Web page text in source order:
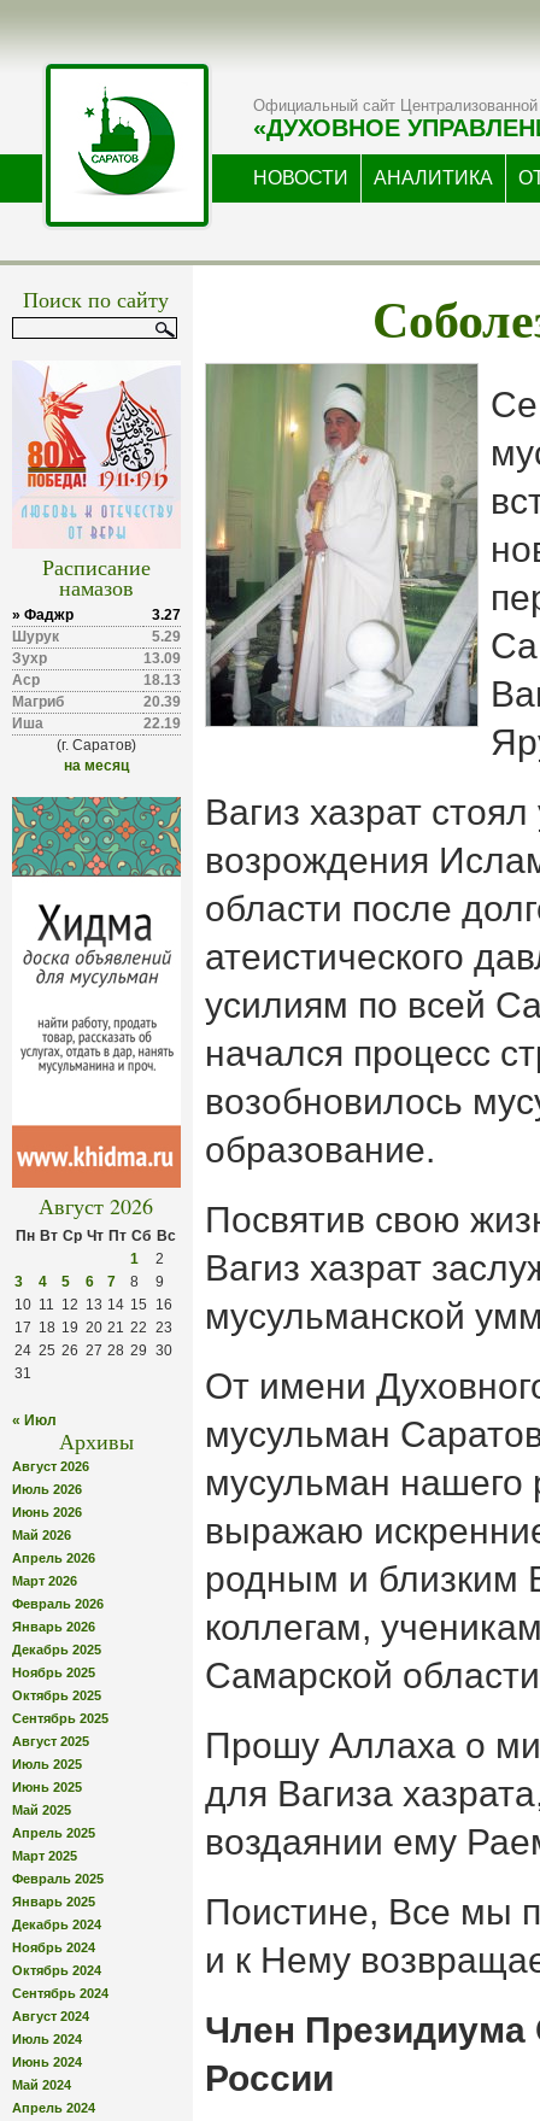
Официальный сайт Централизованной
«ДУХОВНОЕ
НОВОСТИ АНАЛИТИКА
Поиск по сайту
Расписание
намазов
» Фаджр
3.27
Шурук
5.29
Зухр
13.09
Аср
18.13
Магриб
20.39
Иша
22.19
(г. Саратов)
на месяц
Август 2026
Пн Вт Ср Чт Пт Сб Вс
1
2
3
4 5 6 7 8
9
10 11 12 13 14 15
16
17 18 19 20 21 22 23
24 25 26 27 28 29 30
31
« Июл
Архивы
Август 2026
Июль 2026
Июнь 2026
Май 2026
Апрель 2026
Март 2026
Февраль 2026
Январь 2026
Декабрь 2025
Ноябрь 2025
Октябрь 2025
Сентябрь 2025
Август 2025
Июль 2025
Июнь 2025
Май 2025
Апрель 2025
Март 2025
Февраль 2025
Январь 2025
Декабрь 2024
Ноябрь 2024
Октябрь 2024
Сентябрь 2024
Август 2024
Июль 2024
Июнь 2024
Май 2024
Апрель 2024
Вагиз хазрат стоял
возрождения
области после
атеистического
усилиям по всей
начался процесс
возобновилось
образование.
Посвятив свою
Вагиз хазрат
мусульманской
От имени
мусульман
мусульман нашего
выражаю
родным и близким
коллегам,
Самарской
Прошу Аллаха о
для Вагиза
воздаянии ему
Поистине, Все мы
и к Нему
Член
России